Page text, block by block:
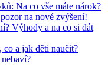
Na co vše máte nárok?
na nové zvýšení!
Výhody a na co si dát
a jak děti naučit?